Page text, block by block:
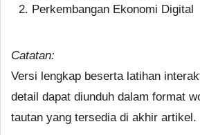
Perkembangan Ekonomi Digital
Catatan:
Versi lengkap beserta latihan
detail dapat diunduh dalam format
tautan yang tersedia di akhir artikel.